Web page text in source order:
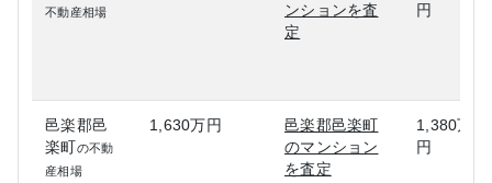
不動産相場
ンションを査
定
円
邑楽郡邑
楽町の不動
産相場
1,630万円
邑楽郡邑楽町
のマンション
を査定
1,380万
円